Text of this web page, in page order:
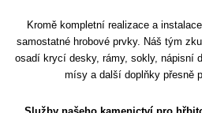
Kromě kompletní realizace a
samostatné hrobové prvky. Náš tým
osadí krycí desky, rámy, sokly, nápisní
mísy a další doplňky přesně